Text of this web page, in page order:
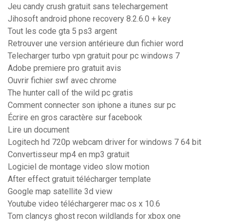
Jeu candy crush gratuit sans telechargement
Jihosoft android phone recovery 8.2.6.0 + key
Tout les code gta 5 ps3 argent
Retrouver une version antérieure dun fichier word
Telecharger turbo vpn gratuit pour pc windows 7
Adobe premiere pro gratuit avis
Ouvrir fichier swf avec chrome
The hunter call of the wild pc gratis
Comment connecter son iphone a itunes sur pc
Écrire en gros caractère sur facebook
Lire un document
Logitech hd 720p webcam driver for windows 7 64 bit
Convertisseur mp4 en mp3 gratuit
Logiciel de montage video slow motion
After effect gratuit télécharger template
Google map satellite 3d view
Youtube video téléchargerer mac os x 10.6
Tom clancys ghost recon wildlands for xbox one